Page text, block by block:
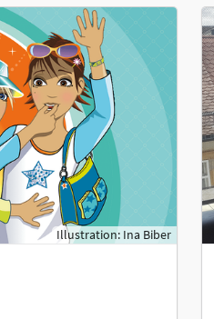
Illustration: Ina Biber